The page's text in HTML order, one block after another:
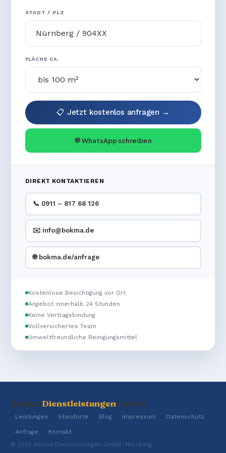
STADT / PLZ
FLÄCHE CA.
📋 Jetzt kostenlos anfragen →
💬 WhatsApp schreiben
DIREKT KONTAKTIEREN
📞 0911 – 817 68 126
✉️ info@bokma.de
🌐 bokma.de/anfrage
Kostenlose Besichtigung vor Ort
Angebot innerhalb 24 Stunden
Keine Vertragsbindung
Vollversichertes Team
Umweltfreundliche Reinigungsmittel
Bokma Dienstleistungen GmbH
Leistungen Standorte Blog Impressum Datenschutz
Anfrage Kontakt
© 2026 Bokma Dienstleistungen GmbH · Nürnberg